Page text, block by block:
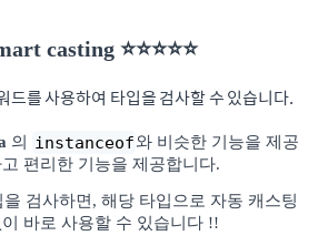
casting ⭐️⭐️⭐️⭐️⭐️
드를 사용하여 타입을 검사할 수 있습니다.
의 instanceof와 비슷한 기능을 제공
편리한 기능을 제공합니다.
검사하면, 해당 타입으로 자동 캐스팅
바로 사용할 수 있습니다 !!